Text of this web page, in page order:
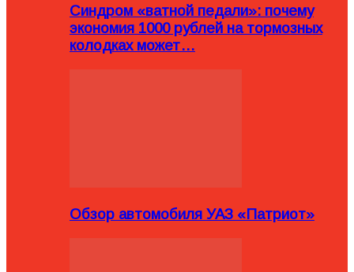
Синдром «ватной педали»: почему
экономия 1000 рублей на тормозных
колодках может…
Обзор автомобиля УАЗ «Патриот»